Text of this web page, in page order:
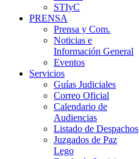
STIyC
PRENSA
Prensa y Com.
Noticias e
Información General
Eventos
Servicios
Guías Judiciales
Correo Oficial
Calendario de
Audiencias
Listado de Despachos
Juzgados de Paz
Lego